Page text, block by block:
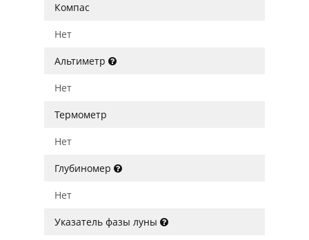
Компас
Нет
Альтиметр
Нет
Термометр
Нет
Глубиномер
Нет
Указатель фазы луны